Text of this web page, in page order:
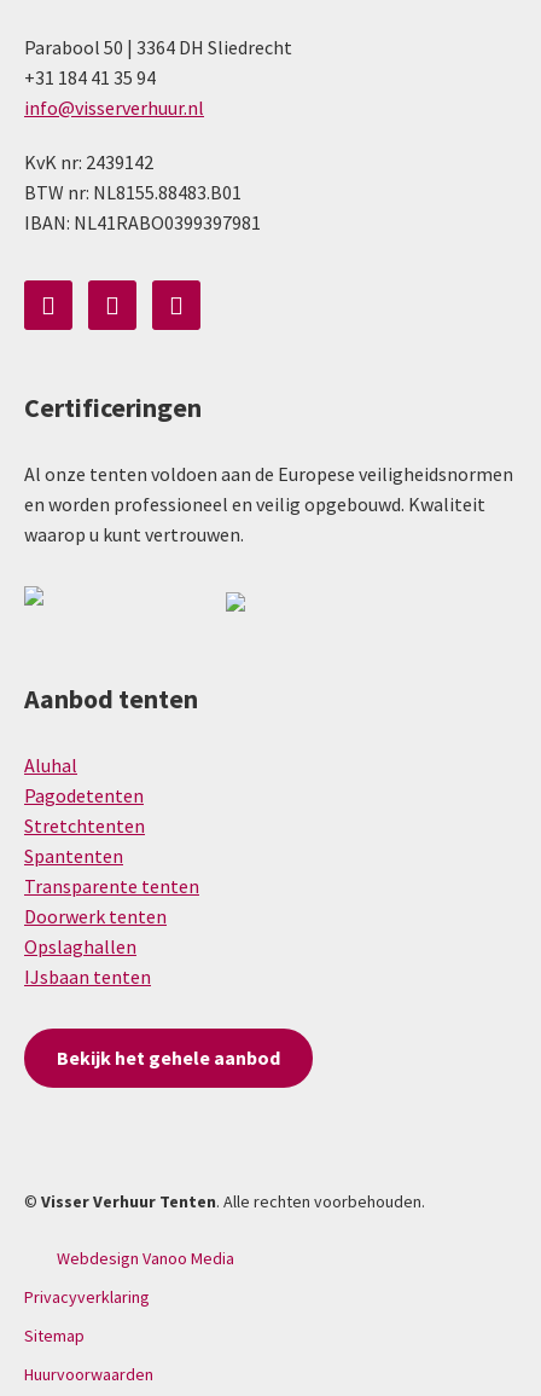
Parabool 50 | 3364 DH Sliedrecht
+31 184 41 35 94
info@visserverhuur.nl
KvK nr: 2439142
BTW nr: NL8155.88483.B01
IBAN: NL41RABO0399397981
Certificeringen
Al onze tenten voldoen aan de Europese veiligheidsnormen
en worden professioneel en veilig opgebouwd. Kwaliteit
waarop u kunt vertrouwen.
Aanbod tenten
Aluhal
Pagodetenten
Stretchtenten
Spantenten
Transparente tenten
Doorwerk tenten
Opslaghallen
IJsbaan tenten
Bekijk het gehele aanbod
© Visser Verhuur Tenten. Alle rechten voorbehouden.
Webdesign Vanoo Media
Privacyverklaring
Sitemap
Huurvoorwaarden